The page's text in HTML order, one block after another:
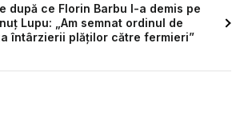
după ce Florin Barbu l-a demis pe
Lupu: „Am semnat ordinul de
întârzierii plăţilor către fermieri”